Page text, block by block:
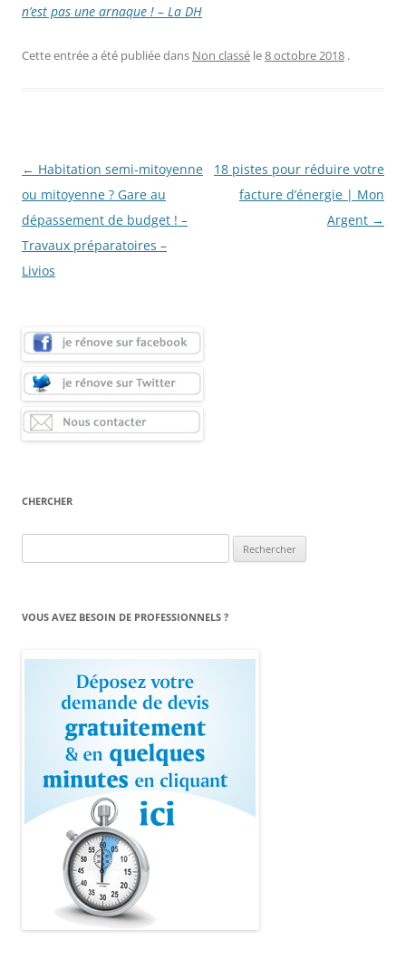
n’est pas une arnaque ! – La DH
Cette entrée a été publiée dans Non classé le8 octobre 2018 .
Navigation
des
articles
← Habitation semi-mitoyenne
ou mitoyenne ? Gare au
dépassement de budget ! –
Travaux préparatoires –
Livios
18 pistes pour réduire votre
facture d’énergie | Mon
Argent →
CHERCHER
VOUS AVEZ BESOIN DE PROFESSIONNELS ?